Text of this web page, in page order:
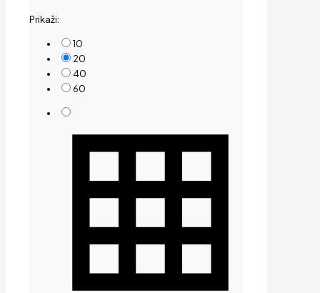
Prikaži:
10
20
40
60